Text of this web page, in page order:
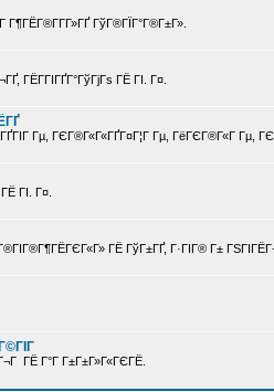
Г¶ГЁГ®Г­Г­Г»ГҐ ГўГ®ГЇГ°Г®Г±Г».
ГЁГ­ГІГҐГ°ГўГјГѕ ГЁ ГІ. Г¤.
Гµ, ГЄГ®Г«Г«ГҐГ¤Г¦Г Гµ, ГёГЄГ®Г«Г Гµ,
ГІ. Г¤.
ГЁ ГўГ±ГҐ, Г·ГІГ® Г±
ГЁ Г°Г Г±Г±Г»Г«ГЄГЁ.